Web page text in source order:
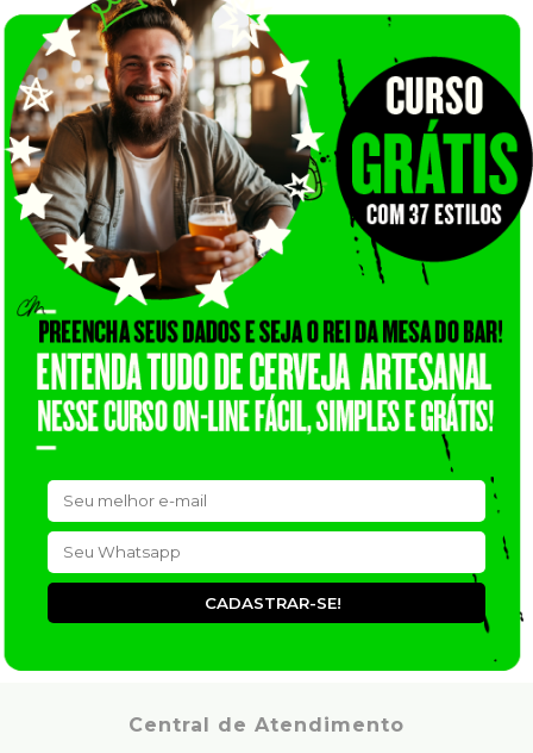
CADASTRAR-SE!
Central de Atendimento